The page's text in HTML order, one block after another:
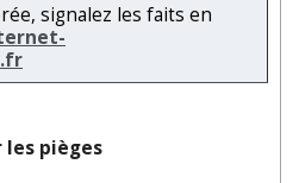
signalez les faits en
les pièges